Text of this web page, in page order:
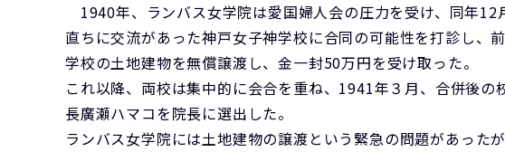
1940年、ランバス女学院は愛国婦人会の圧力を受け、同年12
直ちに交流があった神戸女子神学校に合同の可能性を打診し、
学校の土地建物を無償譲渡し、金一封50万円を受け取った。
これ以降、両校は集中的に会合を重ね、1941年３月、合併後
長廣瀬ハマコを院長に選出した。
ランバス女学院には土地建物の譲渡という緊急の問題があっ